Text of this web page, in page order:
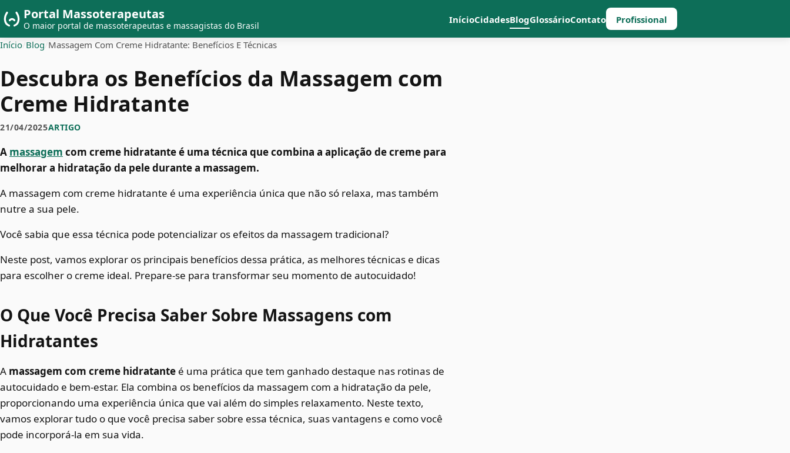
Portal Massoterapeutas
O maior portal de massoterapeutas e massagistas do Brasil
InícioCidadesBlogGlossárioContato Profissional
Início /Blog /Massagem Com Creme Hidratante: Benefícios E Técnicas
Descubra os Benefícios da Massagem com
Creme Hidratante
21/04/2025ARTIGO
A massagem com creme hidratante é uma técnica que combina a aplicação de creme para
melhorar a hidratação da pele durante a massagem.
A massagem com creme hidratante é uma experiência única que não só relaxa, mas também
nutre a sua pele.
Você sabia que essa técnica pode potencializar os efeitos da massagem tradicional?
Neste post, vamos explorar os principais benefícios dessa prática, as melhores técnicas e dicas
para escolher o creme ideal. Prepare-se para transformar seu momento de autocuidado!
O Que Você Precisa Saber Sobre Massagens com
Hidratantes
A massagem com creme hidratante é uma prática que tem ganhado destaque nas rotinas de
autocuidado e bem-estar. Ela combina os benefícios da massagem com a hidratação da pele,
proporcionando uma experiência única que vai além do simples relaxamento. Neste texto,
vamos explorar tudo o que você precisa saber sobre essa técnica, suas vantagens e como você
pode incorporá-la em sua vida.